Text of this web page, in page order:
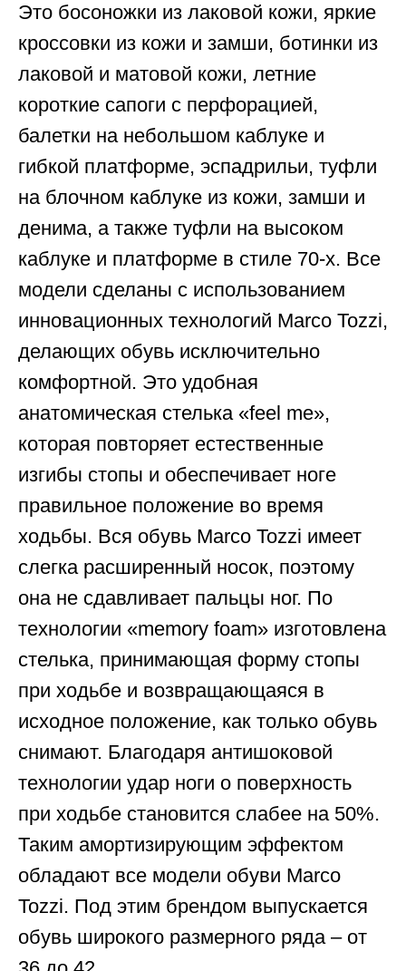
Это босоножки из лаковой кожи, яркие
кроссовки из кожи и замши, ботинки из
лаковой и матовой кожи, летние
короткие сапоги с перфорацией,
балетки на небольшом каблуке и
гибкой платформе, эспадрильи, туфли
на блочном каблуке из кожи, замши и
денима, а также туфли на высоком
каблуке и платформе в стиле 70-х. Все
модели сделаны с использованием
инновационных технологий Marco Tozzi,
делающих обувь исключительно
комфортной. Это удобная
анатомическая стелька «feel me»,
которая повторяет естественные
изгибы стопы и обеспечивает ноге
правильное положение во время
ходьбы. Вся обувь Marco Tozzi имеет
слегка расширенный носок, поэтому
она не сдавливает пальцы ног. По
технологии «memory foam» изготовлена
стелька, принимающая форму стопы
при ходьбе и возвращающаяся в
исходное положение, как только обувь
снимают. Благодаря антишоковой
технологии удар ноги о поверхность
при ходьбе становится слабее на 50%.
Таким амортизирующим эффектом
обладают все модели обуви Marco
Tozzi. Под этим брендом выпускается
обувь широкого размерного ряда – от